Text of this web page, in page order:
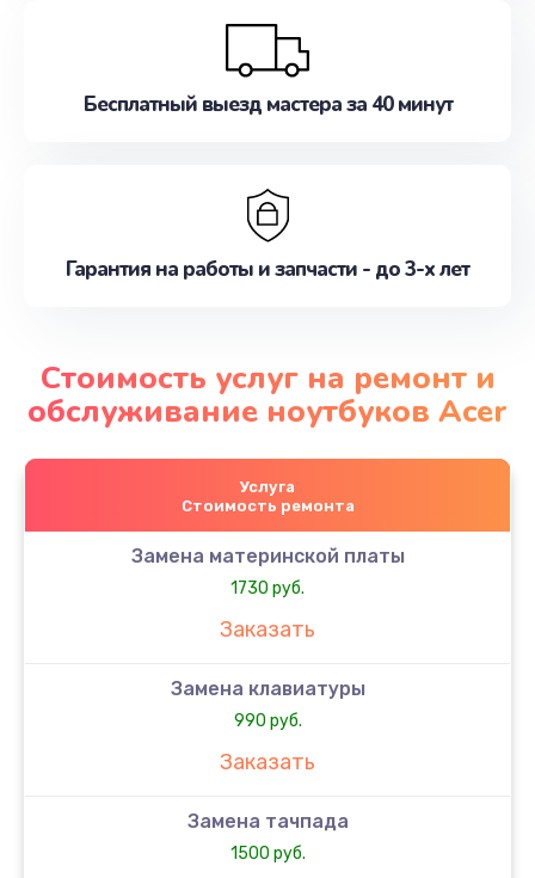
Бесплатный выезд мастера за 40 минут
Гарантия на работы и запчасти - до 3-х лет
Стоимость услуг на ремонт и
обслуживание ноутбуков Acer
Услуга
Стоимость ремонта
Замена материнской платы
1730 руб.
Заказать
Замена клавиатуры
990 руб.
Заказать
Замена тачпада
1500 руб.